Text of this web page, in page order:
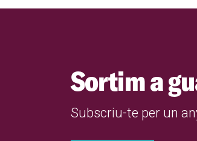
Sortim a
Subscriu-te per un